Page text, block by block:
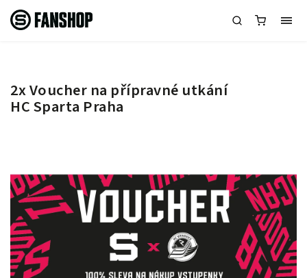
2x Voucher na přípravné utkání
HC Sparta Praha